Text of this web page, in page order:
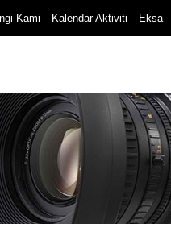
Kami Kalendar Aktiviti Eksa